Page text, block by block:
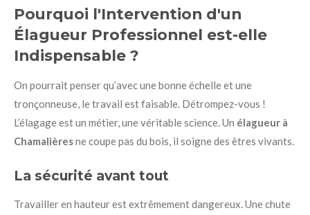
Pourquoi l'Intervention d'un
Élagueur Professionnel est-elle
Indispensable ?
On pourrait penser qu’avec une bonne échelle et une
tronçonneuse, le travail est faisable. Détrompez-vous !
L’élagage est un métier, une véritable science. Un élagueur à
Chamalièresne coupe pas du bois, il soigne des êtres vivants.
La sécurité avant tout
Travailler en hauteur est extrêmement dangereux. Une chute